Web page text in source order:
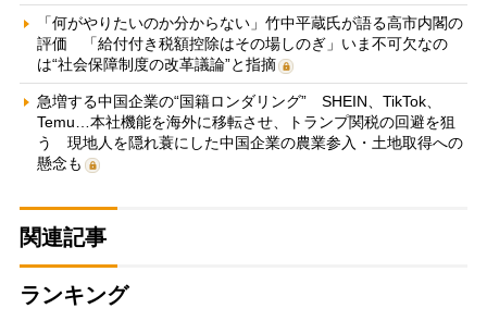
「何がやりたいのか分からない」竹中平蔵氏が語る高市内閣の
評価 「給付付き税額控除はその場しのぎ」いま不可欠なの
は“社会保障制度の改革議論”と指摘
急増する中国企業の“国籍ロンダリング” SHEIN、TikTok、
Temu…本社機能を海外に移転させ、トランプ関税の回避を狙
う 現地人を隠れ蓑にした中国企業の農業参入・土地取得への
懸念も
関連記事
ランキング